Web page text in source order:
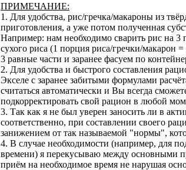
ПРИМЕЧАНИЕ:
1. Для удобства, рис/гречка/макароны из
приготовления, а уже потом полученная
Например: нам необходимо сварить рис на
сухого риса (1 порция риса/гречки/макарон
3 равные части и заранее фасуем по
2. Для удобства и быстрого составления
Экселе с заранее забитыми формулами
считаться автоматически и Вы всегда
подкорректировать свой рацион в любой
3. Так как я не был уверен заносить ли в
соответственно, при составлении своего
занижением от так называемой "нормы",
4. В случае необходимости (например, для
времени) я перекусываю между
приём на необходимое время не нарушая